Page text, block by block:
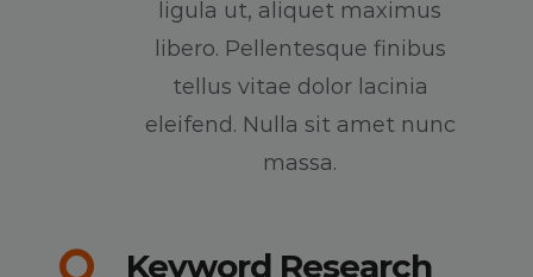
ligula ut, aliquet maximus
libero. Pellentesque finibus
tellus vitae dolor lacinia
eleifend. Nulla sit amet nunc
massa.
Keyword Research